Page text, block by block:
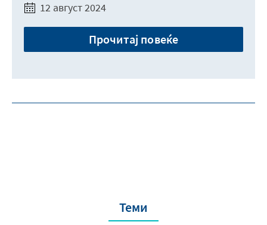
12 август 2024
Прочитај повеќе
Теми